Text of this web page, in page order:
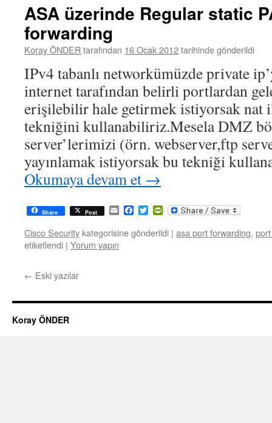
ASA üzerinde Regular static
forwarding
Koray ÖNDERtarafından 16 Ocak 2012tarihinde gönderildi
IPv4 tabanlı networkümüzde private
internet tarafından belirli portlardan
erişilebilir hale getirmek istiyorsak nat
tekniğini kullanabiliriz.Mesela DMZ
server’lerimizi (örn. webserver,ftp
yayınlamak istiyorsak bu tekniği
Okumaya devam et →
Share Post EmailFacebook
TwitterPrintFriendly
Cisco Security kategorisine gönderildi | asa port forwarding,
etiketlendi | Yorum yapın
← Eski yazılar
Koray ÖNDER